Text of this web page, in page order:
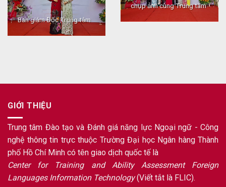
Ban giám Đốc Trung tâm
chụp ảnh cùng Trung tâm
GIỚI THIỆU
Trung tâm Đào tạo và Đánh giá năng lực Ngoại ngữ - Công
nghệ thông tin trực thuộc Trường Đại học Ngân hàng Thành
phố Hồ Chí Minh có tên giao dịch quốc tế là
Center for Training and Ability Assessment Foreign
Languages Information Technology(Viết tắt là FLIC).